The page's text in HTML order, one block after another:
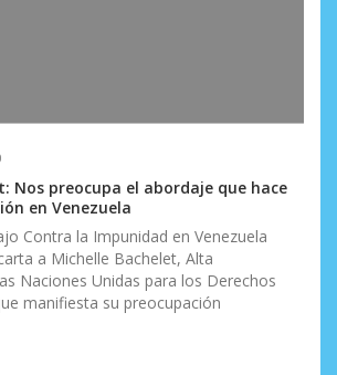
Nos preocupa el abordaje que hace
en Venezuela
Contra la Impunidad en Venezuela
a Michelle Bachelet, Alta
Naciones Unidas para los Derechos
manifiesta su preocupación